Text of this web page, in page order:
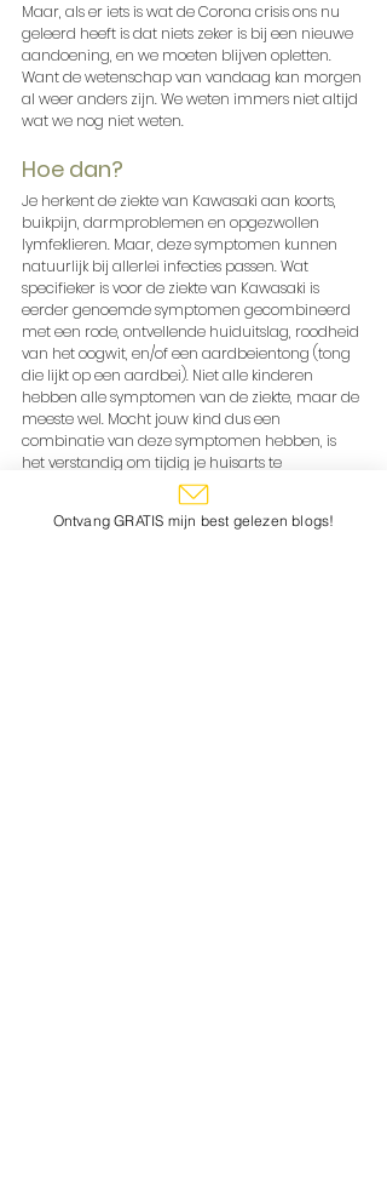
Maar, als er iets is wat de Corona crisis ons nu
geleerd heeft is dat niets zeker is bij een nieuwe
aandoening, en we moeten blijven opletten.
Want de wetenschap van vandaag kan morgen
al weer anders zijn. We weten immers niet altijd
wat we nog niet weten.
Hoe dan?
Je herkent de ziekte van Kawasaki aan koorts,
buikpijn, darmproblemen en opgezwollen
lymfeklieren. Maar, deze symptomen kunnen
natuurlijk bij allerlei infecties passen. Wat
specifieker is voor de ziekte van Kawasaki is
eerder genoemde symptomen gecombineerd
met een rode, ontvellende huiduitslag, roodheid
van het oogwit, en/of een aardbeientong (tong
die lijkt op een aardbei). Niet alle kinderen
hebben alle symptomen van de ziekte, maar de
meeste wel. Mocht jouw kind dus een
combinatie van deze symptomen hebben, is
het verstandig om tijdig je huisarts te
Deze blog is gebaseerd op beschikbare
Ontvang GRATIS mijn best gelezen blogs!